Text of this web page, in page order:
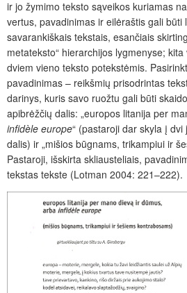
ir jo žymimo teksto sąveikos kuriamas
vertus, pavadinimas ir eilėraštis gali būti
savarankiškais tekstais, esančiais
metateksto“ hierarchijos lygmenyse;
dviem vieno teksto potekstėmis.
pavadinimas – reikšmių prisodrintas
darinys, kuris savo ruožtu gali būti
apibrėžčių dalis: „europos litanija per
infidèle europe“ (pastaroji dar skyla į dvi
dalis) ir „mišios būgnams, trikampiui ir
Pastaroji, išskirta skliausteliais,
tekstas tekste (Lotman 2004: 221–222).